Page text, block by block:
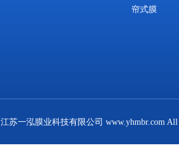
帘式膜
苏一泓膜业科技有限公司 www.yhmbr.com